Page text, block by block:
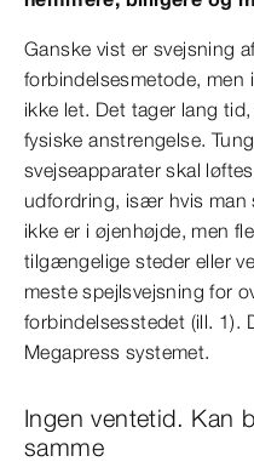
Ganske vist er svejsning
forbindelsesmetode, men
ikke let. Det tager lang
fysiske anstrengelse.
svejseapparater skal
udfordring, især hvis man
ikke er i øjenhøjde, men
tilgængelige steder eller
meste spejlsvejsning for
forbindelsesstedet (ill. 1).
Megapress systemet.
Ingen ventetid. Kan
samme